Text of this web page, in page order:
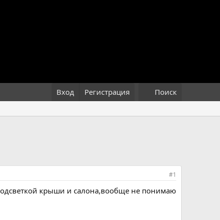
Вход Регистрация Поиск
#1
крыши и салона,вообще не понимаю